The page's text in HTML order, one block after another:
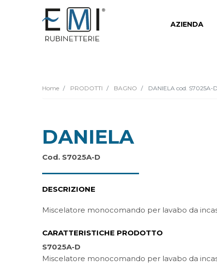
AZIENDA
Home PRODOTTI BAGNO DANIELA cod. S7025A-
DANIELA
Cod. S7025A-D
DESCRIZIONE
Miscelatore monocomando per lavabo da
CARATTERISTICHE PRODOTTO
S7025A-D
Miscelatore monocomando per lavabo da